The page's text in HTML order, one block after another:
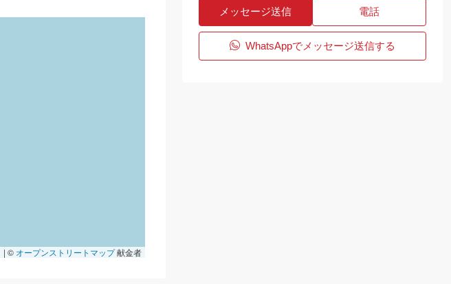
| © オープンストリートマップ献金者
メッセージ送信 電話
WhatsAppでメッセージ送信する